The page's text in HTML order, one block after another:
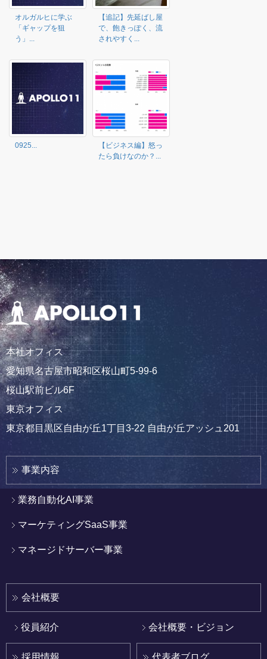
オルガルヒに学ぶ
「ギャップを狙
う」...
【追記】先延ばし屋
で、飽きっぽく、流
されやすく...
0925...
【ビジネス編】怒っ
たら負けなのか？...
本社オフィス
愛知県名古屋市昭和区桜山町5-99-6
桜山駅前ビル6F
東京オフィス
東京都目黒区自由が丘1丁目3-22 自由が丘アッシュ201
事業内容
業務自動化AI事業
マーケティングSaaS事業
マネージドサーバー事業
会社概要
役員紹介 会社概要・ビジョン
採用情報 代表者ブログ